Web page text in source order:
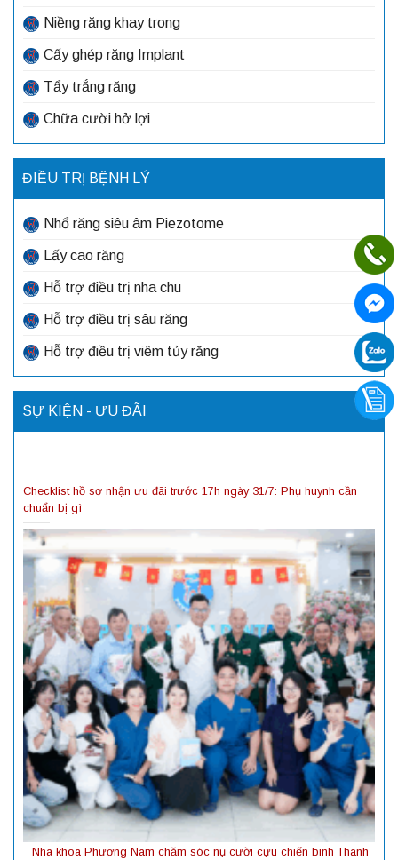
Niềng răng khay trong
Cấy ghép răng Implant
Tẩy trắng răng
Chữa cười hở lợi
ĐIỀU TRỊ BỆNH LÝ
Nhổ răng siêu âm Piezotome
Lấy cao răng
Hỗ trợ điều trị nha chu
Hỗ trợ điều trị sâu răng
Hỗ trợ điều trị viêm tủy răng
SỰ KIỆN - ƯU ĐÃI
Checklist hồ sơ nhận ưu đãi trước 17h ngày 31/7: Phụ huynh cần
chuẩn bị gì
Nha khoa Phương Nam chăm sóc nụ cười cựu chiến binh Thanh